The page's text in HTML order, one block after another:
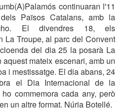
continuaran l'11
Països Catalans, amb la
El divendres 18, els
La Troupe, al parc del Convent
del dia 25 la posarà La
mateix escenari, amb un
i mestissatge. El dia abans, 24
el Dia Internacional de la
commemora cada any, però
un altre format. Núria Botellé.